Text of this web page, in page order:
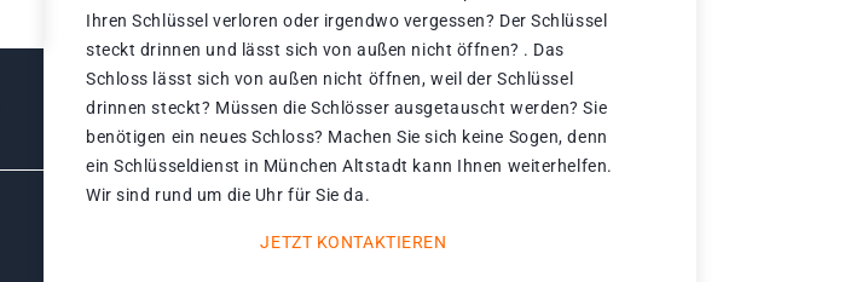
Ihren Schlüssel verloren oder irgendwo vergessen? Der Schlüssel
steckt drinnen und lässt sich von außen nicht öffnen? . Das
Schloss lässt sich von außen nicht öffnen, weil der Schlüssel
drinnen steckt? Müssen die Schlösser ausgetauscht werden? Sie
benötigen ein neues Schloss? Machen Sie sich keine Sogen, denn
ein Schlüsseldienst in München Altstadt kann Ihnen weiterhelfen.
Wir sind rund um die Uhr für Sie da.
JETZT KONTAKTIEREN